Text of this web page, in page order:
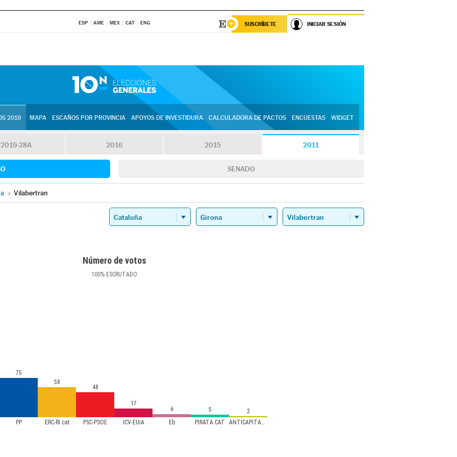
ESP AME MEX CAT ENG SUSCRÍBETE INICIAR SESIÓN
2019 MAPA ESCAÑOS POR PROVINCIA APOYOS DE INVESTIDURA CALCULADORA DE PACTOS ENCUESTAS WIDGET
2019-28A 2016 2015 2011
SENADO
» Vilabertran
Número de votos
100% ESCRUTADO
PP ERC-RI.cat PSC-PSOE ICV-EUiA Eb PIRATA.CAT ANTICAPITALISTES
75
58
48
17
6 5 2